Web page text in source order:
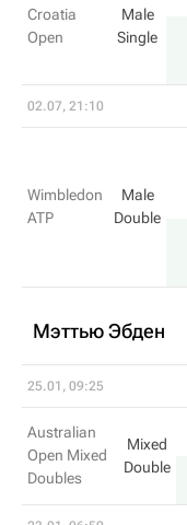
Croatia
Open
Male
Single
02.07, 21:10
Wimbledon
ATP
Male
Double
Мэттью Эбден
25.01, 09:25
Australian
Open Mixed
Doubles
Mixed
Double